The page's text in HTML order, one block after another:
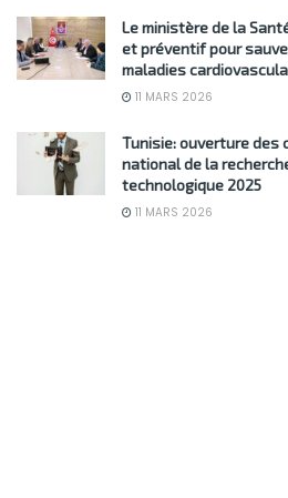
Le ministère de la
et préventif pour
maladies
11 MARS 2026
Tunisie: ouverture des
national de la
technologique 2025
11 MARS 2026